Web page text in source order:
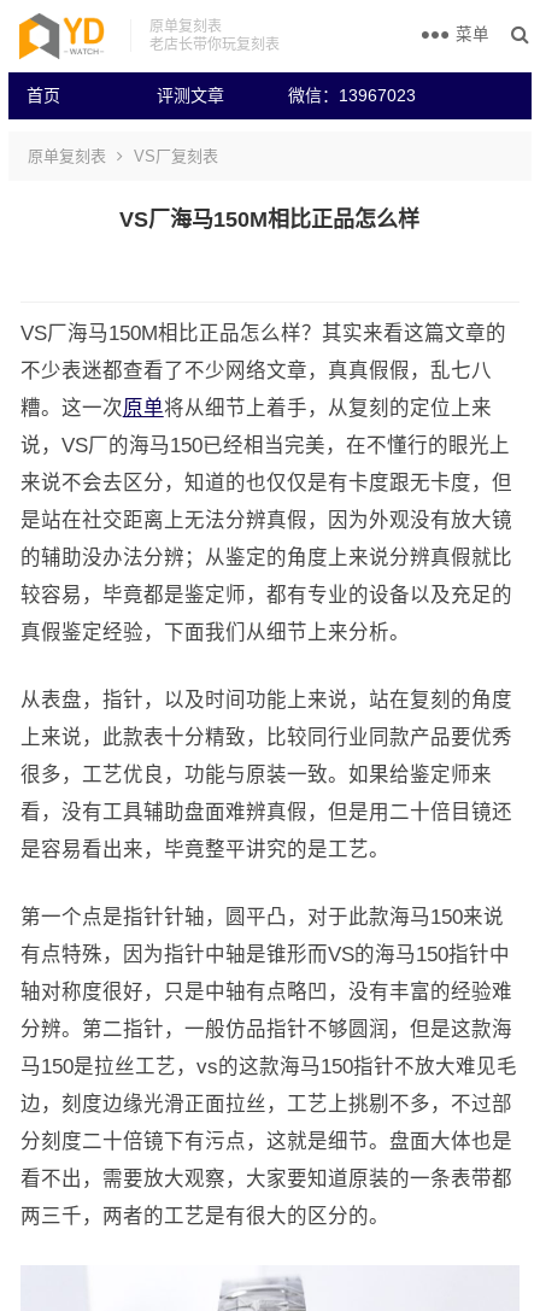
原单复刻表
老店长带你玩复刻表
首页 评测文章 微信：13967023
菜单
原单复刻表 VS厂复刻表
VS厂海马150M相比正品怎么样
VS厂海马150M相比正品怎么样？其实来看这篇文章的
不少表迷都查看了不少网络文章，真真假假，乱七八
糟。这一次原单将从细节上着手，从复刻的定位上来
说，VS厂的海马150已经相当完美，在不懂行的眼光上
来说不会去区分，知道的也仅仅是有卡度跟无卡度，但
是站在社交距离上无法分辨真假，因为外观没有放大镜
的辅助没办法分辨；从鉴定的角度上来说分辨真假就比
较容易，毕竟都是鉴定师，都有专业的设备以及充足的
真假鉴定经验，下面我们从细节上来分析。
从表盘，指针，以及时间功能上来说，站在复刻的角度
上来说，此款表十分精致，比较同行业同款产品要优秀
很多，工艺优良，功能与原装一致。如果给鉴定师来
看，没有工具辅助盘面难辨真假，但是用二十倍目镜还
是容易看出来，毕竟整平讲究的是工艺。
第一个点是指针针轴，圆平凸，对于此款海马150来说
有点特殊，因为指针中轴是锥形而VS的海马150指针中
轴对称度很好，只是中轴有点略凹，没有丰富的经验难
分辨。第二指针，一般仿品指针不够圆润，但是这款海
马150是拉丝工艺，vs的这款海马150指针不放大难见毛
边，刻度边缘光滑正面拉丝，工艺上挑剔不多，不过部
分刻度二十倍镜下有污点，这就是细节。盘面大体也是
看不出，需要放大观察，大家要知道原装的一条表带都
两三千，两者的工艺是有很大的区分的。